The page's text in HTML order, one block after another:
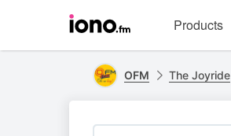
homepage
Products
OFM The Joyride